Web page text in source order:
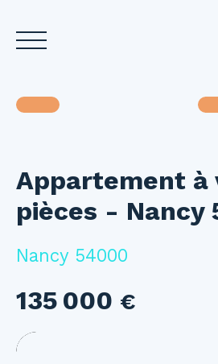
Accueil Acheter Louer
Estimez votre bien
Appartement à
pièces - Nancy
Nancy 54000
135 000 €